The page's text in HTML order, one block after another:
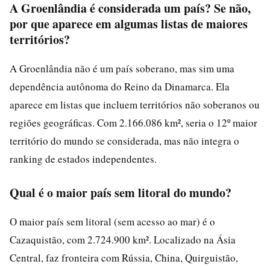
A Groenlândia é considerada um país? Se não,
por que aparece em algumas listas de maiores
territórios?
A Groenlândia não é um país soberano, mas sim uma
dependência autônoma do Reino da Dinamarca. Ela
aparece em listas que incluem territórios não soberanos ou
regiões geográficas. Com 2.166.086 km², seria o 12º maior
território do mundo se considerada, mas não integra o
ranking de estados independentes.
Qual é o maior país sem litoral do mundo?
O maior país sem litoral (sem acesso ao mar) é o
Cazaquistão, com 2.724.900 km². Localizado na Ásia
Central, faz fronteira com Rússia, China, Quirguistão,